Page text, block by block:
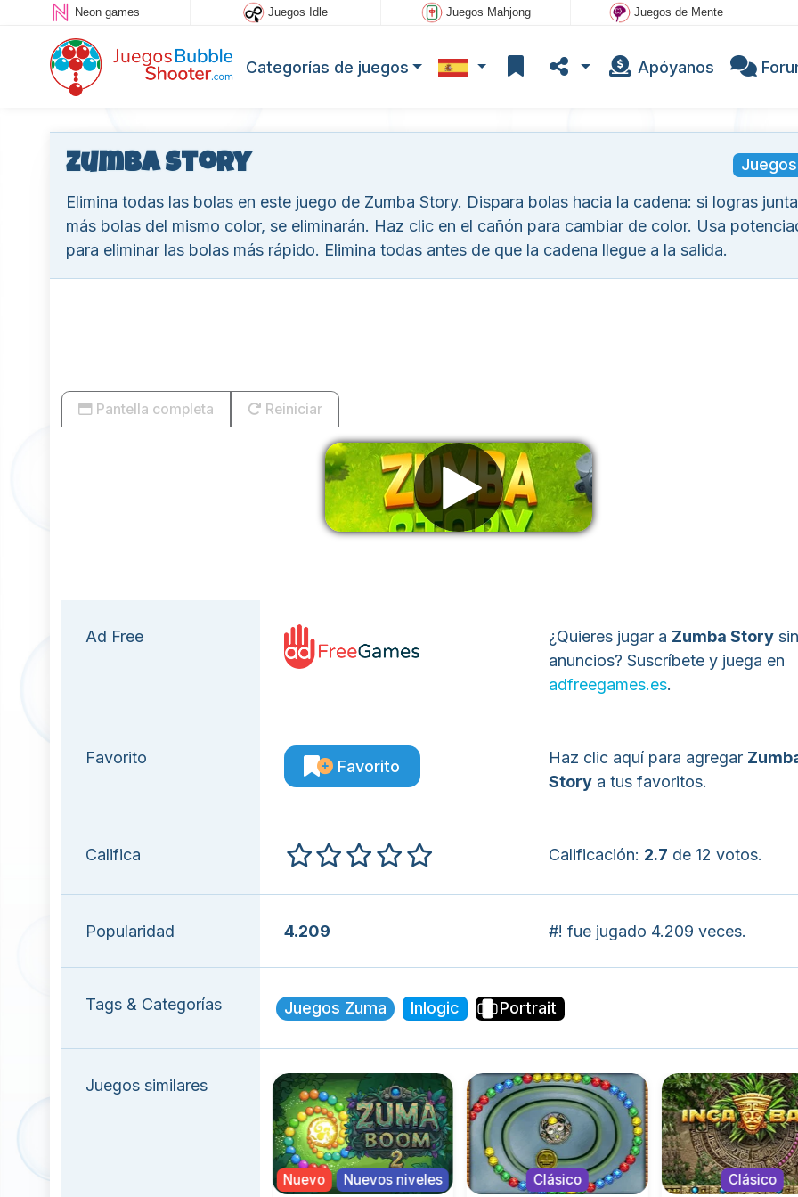
Neon games Juegos Idle Juegos Mahjong Juegos de Mente
Categorías de juegos Apóyanos
Zumba Story
Elimina todas las bolas en este juego de Zumba Story. Dispara bolas hacia la cadena: si logras
más bolas del mismo color, se eliminarán. Haz clic en el cañón para cambiar de color. Usa
para eliminar las bolas más rápido. Elimina todas antes de que la cadena llegue a la salida.
Pantella completa Reiniciar
Ad Free ¿Quieres jugar a Zumba Storysin
anuncios? Suscríbete y juega en
adfreegames.es.
Favorito Favorito Haz clic aquí para agregar
Storya tus favoritos.
Califica Calificación: 2.7 de 12 votos.
Popularidad 4.209 #! fue jugado 4.209 veces.
Tags & Categorías Juegos Zuma Inlogic Portrait
Juegos similares
Nuevo Nuevos niveles Clásico Clásico